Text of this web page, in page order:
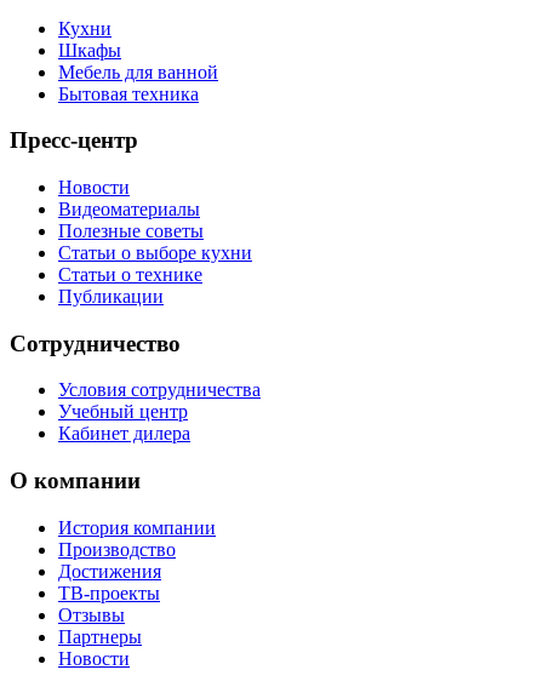
Кухни
Шкафы
Мебель для ванной
Бытовая техника
Пресс-центр
Новости
Видеоматериалы
Полезные советы
Статьи о выборе кухни
Статьи о технике
Публикации
Сотрудничество
Условия сотрудничества
Учебный центр
Кабинет дилера
О компании
История компании
Производство
Достижения
ТВ-проекты
Отзывы
Партнеры
Новости